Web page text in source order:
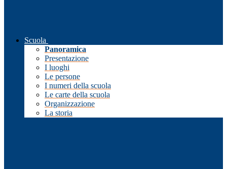
Scuola
Panoramica
Presentazione
I luoghi
Le persone
I numeri della scuola
Le carte della scuola
Organizzazione
La storia